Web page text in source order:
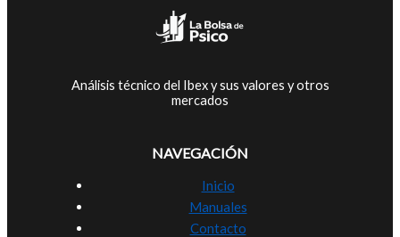
Análisis técnico del Ibex y sus valores y otros
mercados
NAVEGACIÓN
Inicio
Manuales
Contacto